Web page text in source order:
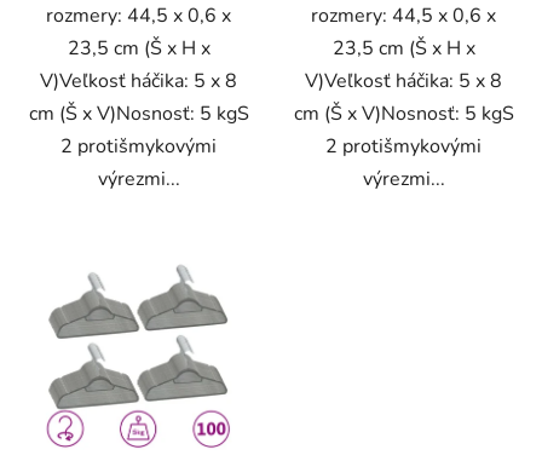
rozmery: 44,5 x 0,6 x
23,5 cm (Š x H x
V)Veľkosť háčika: 5 x 8
cm (Š x V)Nosnosť: 5 kgS
2 protišmykovými
výrezmi...
rozmery: 44,5 x 0,6 x
23,5 cm (Š x H x
V)Veľkosť háčika: 5 x 8
cm (Š x V)Nosnosť: 5 kgS
2 protišmykovými
výrezmi...